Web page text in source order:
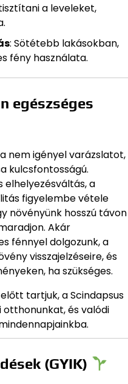
a leveleket,
: Sötétebb lakásokban,
fény használata.
egészséges
nem igényel varázslatot,
kulcsfontosságú.
elhelyezésváltás, a
figyelembe vétele
növényünk hosszú távon
Akár
fénnyel dolgozunk, a
visszajelzéseire, és
ha szükséges.
tartjuk, a Scindapsus
és valódi
(GYIK)